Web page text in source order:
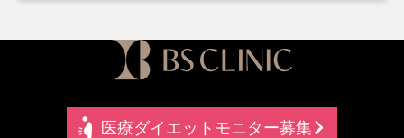
医療ダイエットモニター募集